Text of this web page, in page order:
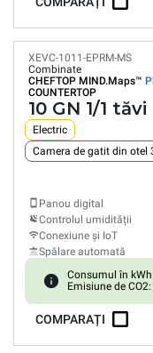
XEVC-1011-EPRM-MS
Combinate
CHEFTOP MIND.Maps™
COUNTERTOP
10 GN 1/1 tăvi
Electric
Camera de gatit din otel
Panou digital
Controlul umidității
Conexiune și IoT
Spălare automată
Consumul în
Emisiune de
COMPARAȚI